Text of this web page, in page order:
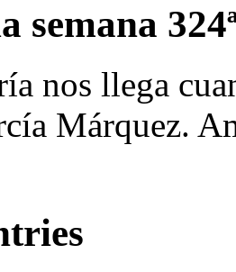
semana
nos llega
Márquez.